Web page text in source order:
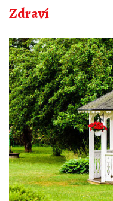
Zdraví